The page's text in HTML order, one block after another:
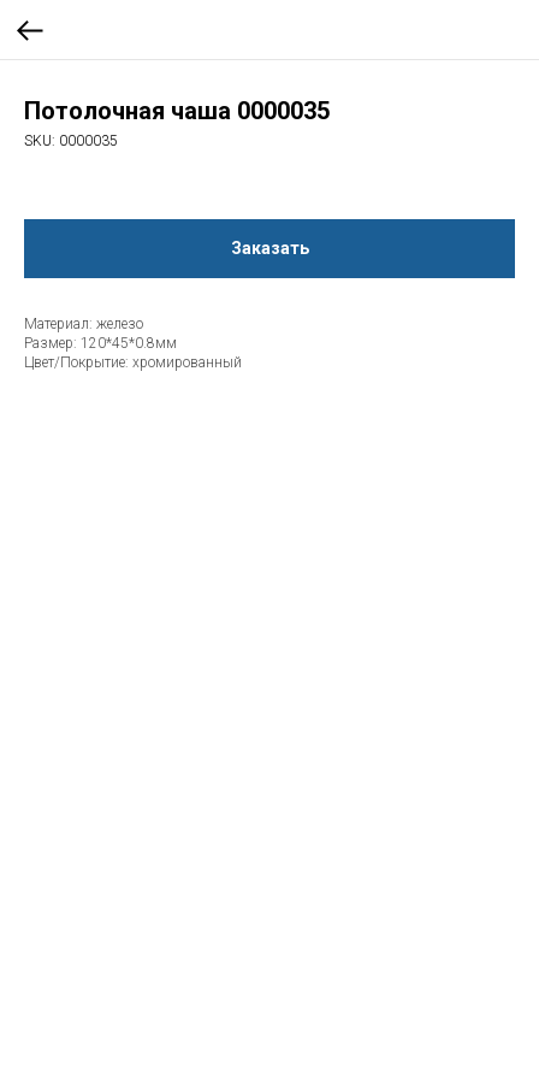
Потолочная чаша 0000035
SKU: 0000035
Заказать
Материал: железо
Размер: 120*45*0.8мм
Цвет/Покрытие: хромированный